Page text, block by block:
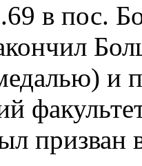
в пос.
и